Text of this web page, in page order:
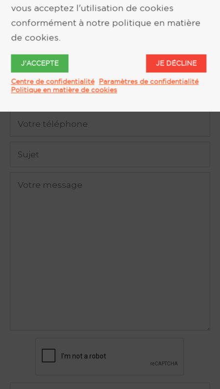
DEMANDE D'INFORMATION
vous acceptez l'utilisation de cookies
conformément à notre politique en matière
de cookies.
J'ACCEPTE JE DÉCLINE
Centre de confidentialité Paramètres de confidentialité
Politique en matière de cookies